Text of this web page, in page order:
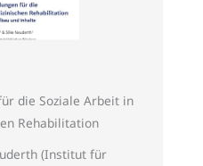
die Soziale Arbeit in
Rehabilitation
(Institut für